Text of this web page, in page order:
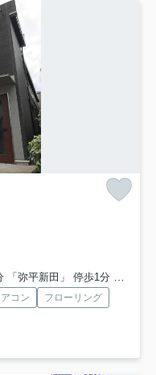
「弥平新田」 停歩1分
京浜東
コン
フローリング